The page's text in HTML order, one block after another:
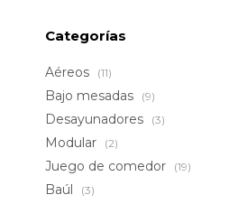
Categorías
Aéreos (11)
Bajo mesadas (9)
Desayunadores (3)
Modular (2)
Juego de comedor (19)
Baúl (3)